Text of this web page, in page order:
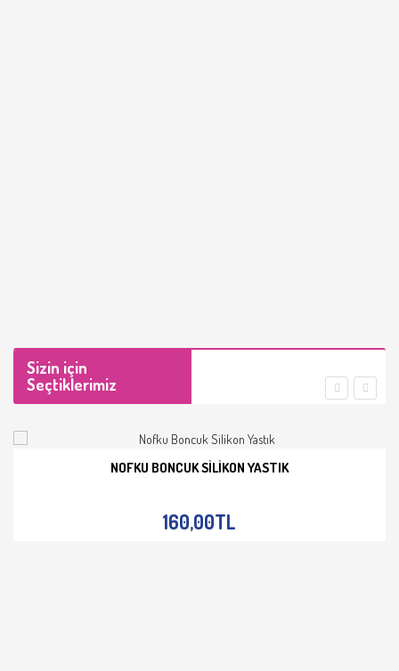
Sizin için
Seçtiklerimiz
NOFKU BONCUK SILIKON YASTIK
160,00TL